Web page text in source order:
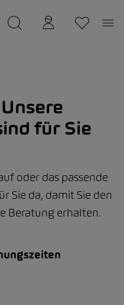
gespeichert.
Unsere
für Sie
oder das passende
Sie da, damit Sie den
Beratung erhalten.